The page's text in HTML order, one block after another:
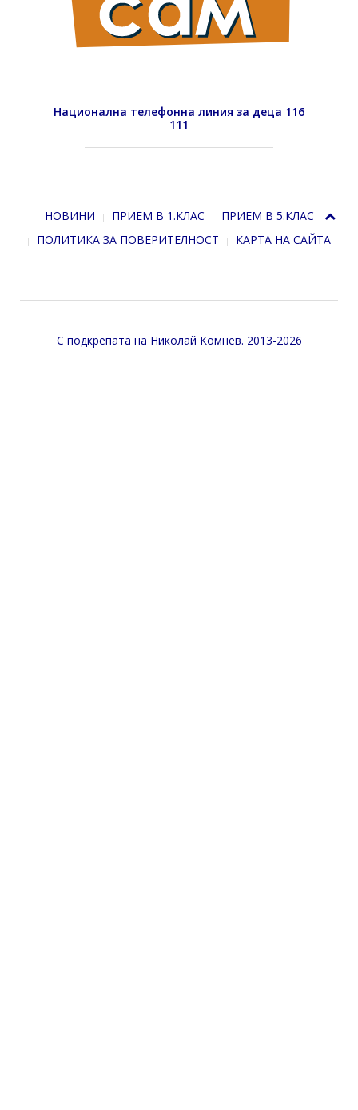
Национална телефонна линия за деца 116
111
НОВИНИ ПРИЕМ В 1.КЛАС
ПРИЕМ В 5.КЛАС
ПОЛИТИКА ЗА ПОВЕРИТЕЛНОСТ
КАРТА НА САЙТА
С подкрепата на Николай Комнев. 2013-2026